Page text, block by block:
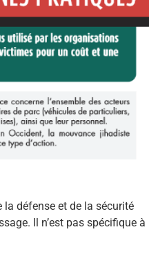
défense et de la sécurité
Il n’est pas spécifique à